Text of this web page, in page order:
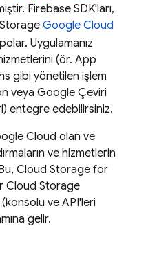
Firebase SDK'ları,
Google Cloud
Uygulamanız
(ör. App
gibi yönetilen işlem
veya Google Çeviri
entegre edebilirsiniz.
Cloud olan ve
ve hizmetlerin
Cloud Storage for
Cloud Storage
ve API'leri
gelir.